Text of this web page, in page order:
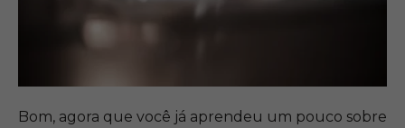
Bom, agora que você já aprendeu um pouco sobre